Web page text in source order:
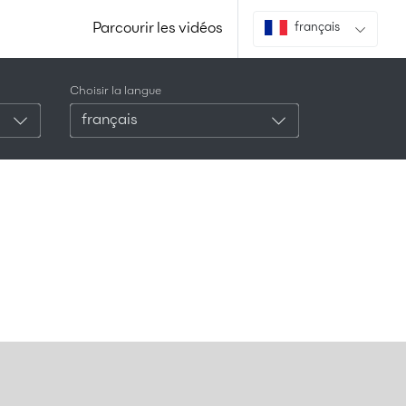
Parcourir les vidéos français
Choisir la langue
français